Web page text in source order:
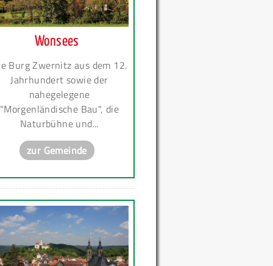
Wonsees
Burg Zwernitz aus dem 12.
Jahrhundert sowie der
nahegelegene
"Morgenländische Bau", die
Naturbühne und...
zur Gemeinde